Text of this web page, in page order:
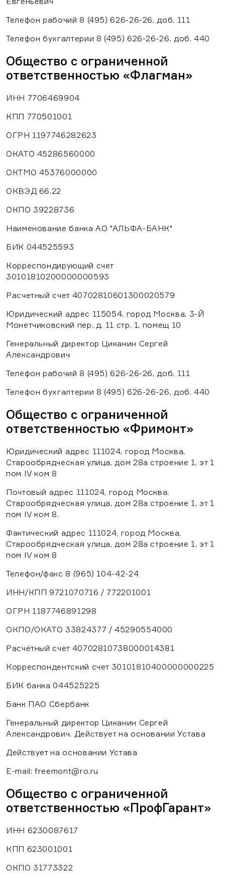
Телефон рабочий 8 (495) 626-26-26, доб. 111
Телефон бухгалтерии 8 (495) 626-26-26, доб. 440
Общество с ограниченной
ответственностью «Флагман»
ИНН 7706469904
КПП 770501001
ОГРН 1197746282623
ОКАТО 45286560000
ОКТМО 45376000000
ОКВЭД 66.22
ОКПО 39228736
Наименование банка АО "АЛЬФА-БАНК"
БИК 044525593
Корреспондирующий счет
30101810200000000593
Расчетный счет 40702810601300020579
Юридический адрес 115054, город Москва, 3-Й
Монетчиковский пер, д. 11 стр. 1, помещ 10
Генеральный директор Циканин Сергей
Александрович
Телефон рабочий 8 (495) 626-26-26, доб. 111
Телефон бухгалтерии 8 (495) 626-26-26, доб. 440
Общество с ограниченной
ответственностью «Фримонт»
Юридический адрес 111024, город Москва,
Старообрядческая улица, дом 28а строение 1, эт 1
пом IV ком 8
Почтовый адрес 111024, город Москва,
Старообрядческая улица, дом 28а строение 1, эт 1
пом IV ком 8.
Фактический адрес 111024, город Москва,
Старообрядческая улица, дом 28а строение 1, эт 1
пом IV ком 8
Телефон/факс 8 (965) 104-42-24
ИНН/КПП 9721070716 / 772201001
ОГРН 1187746891298
ОКПО/ОКАТО 33824377 / 45290554000
Расчётный счет 40702810738000014381
Корреспондентский счет 30101810400000000225
БИК банка 044525225
Банк ПАО Сбербанк
Генеральный директор Циканин Сергей
Александрович. Действует на основании Устава
Действует на основании Устава
E-mail: freemont@ro.ru
Общество с ограниченной
ответственностью «ПрофГарант»
ИНН 6230087617
КПП 623001001
ОКПО 31773322
Бесплатная
Выберите Ваш регион
Москва
Санкт-Петербург
Нижний Новгород
Рязань
Воронеж
Казань
Подберите программу,
подходящую именно